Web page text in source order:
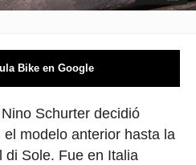
Bike en Google
Schurter decidió
modelo anterior hasta la
di Sole. Fue en Italia